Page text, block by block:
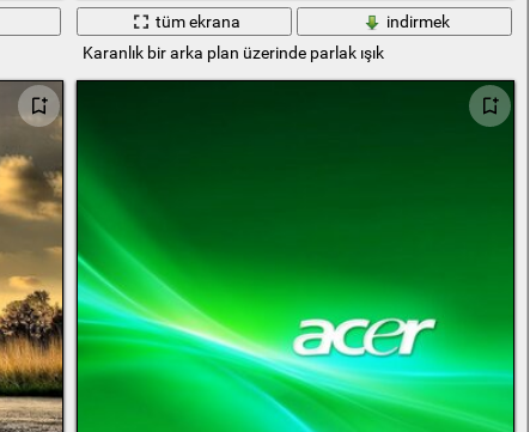
tüm ekrana
indirmek
Karanlık bir arka plan üzerinde parlak ışık